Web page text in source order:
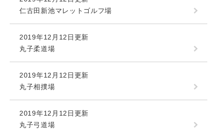
仁古田新池マレットゴルフ場
2019年12月12日更新
丸子柔道場
2019年12月12日更新
丸子相撲場
2019年12月12日更新
丸子弓道場